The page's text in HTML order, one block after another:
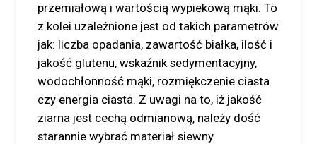
przemiałową i wartością wypiekową mąki. To
z kolei uzależnione jest od takich parametrów
jak: liczba opadania, zawartość białka, ilość i
jakość glutenu, wskaźnik sedymentacyjny,
wodochłonność mąki, rozmiękczenie ciasta
czy energia ciasta. Z uwagi na to, iż jakość
ziarna jest cechą odmianową, należy dość
starannie wybrać materiał siewny.